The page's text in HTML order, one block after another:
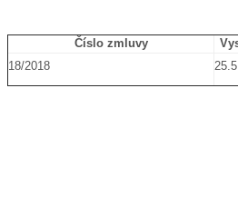
Číslo zmluvy
18/2018